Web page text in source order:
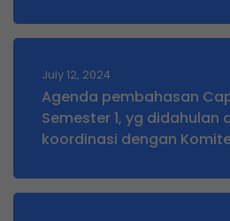
July 12, 2024
Agenda pembahasan
Semester 1, yg didahulan
koordinasi dengan